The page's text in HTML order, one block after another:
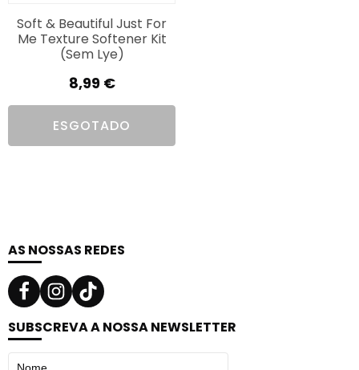
Soft & Beautiful Just For
Me Texture Softener Kit
(Sem Lye)
8,99 €
ESGOTADO
AS NOSSAS REDES
SUBSCREVA A NOSSA NEWSLETTER